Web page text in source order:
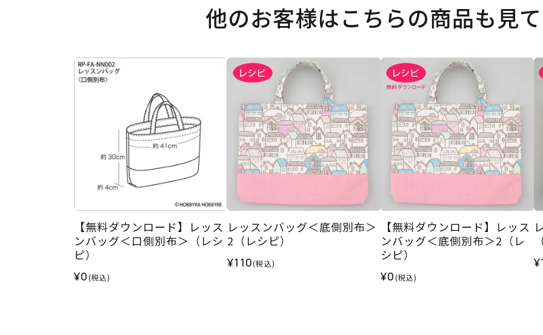
他のお客様はこちらの商品も見
【無料ダウンロード】レッス
ンバッグ＜口側別布＞（レシ
ピ）
¥0(税込)
レッスンバッグ＜底側別布＞
2（レシピ）
¥110(税込)
【無料ダウンロード】レッス
ンバッグ＜底側別布＞2（レ
シピ）
¥0(税込)